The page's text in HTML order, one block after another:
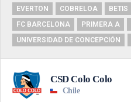
EVERTON
COBRELOA BETIS
FC BARCELONA
PRIMERA A
UNIVERSIDAD DE CONCEPCIÓN